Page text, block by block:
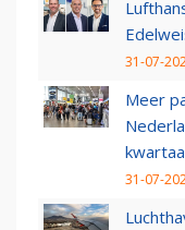
31-07-
Meer
31-07-